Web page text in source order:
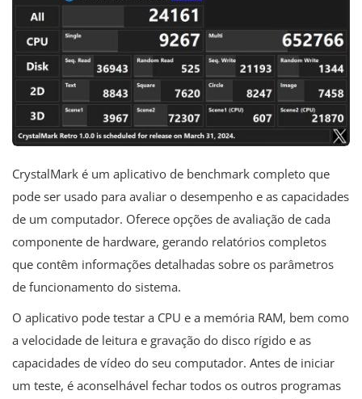
CrystalMark é um aplicativo de benchmark completo que
pode ser usado para avaliar o desempenho e as capacidades
de um computador. Oferece opções de avaliação de cada
componente de hardware, gerando relatórios completos
que contêm informações detalhadas sobre os parâmetros
de funcionamento do sistema.
O aplicativo pode testar a CPU e a memória RAM, bem como
a velocidade de leitura e gravação do disco rígido e as
capacidades de vídeo do seu computador. Antes de iniciar
um teste, é aconselhável fechar todos os outros programas